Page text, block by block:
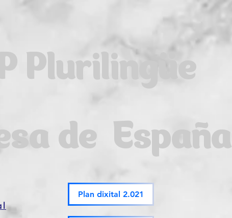
Plurilingüe
de España
Plan dixital 2.021